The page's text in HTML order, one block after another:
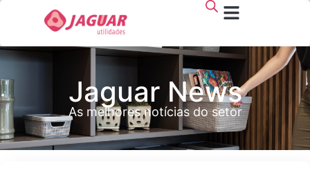
Jaguar News
As melhores notícias do setor